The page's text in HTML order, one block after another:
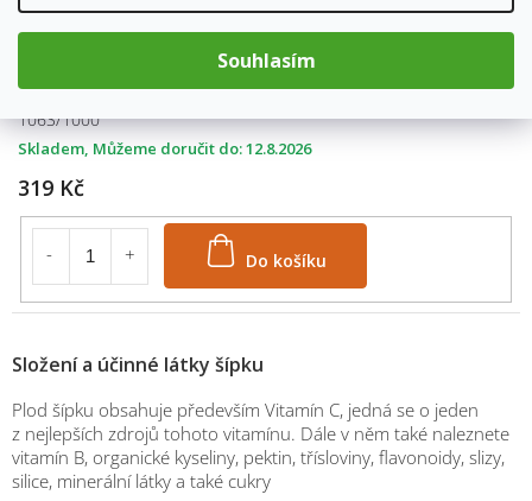
Souhlasím
váha: 1000g
1063/1000
319 Kč
Do košíku
Skladem 12.8.2026
Složení a účinné látky šípku
Plod šípku obsahuje především Vitamín C, jedná se o jeden
z nejlepších zdrojů tohoto vitamínu. Dále v něm také naleznete
vitamín B, organické kyseliny, pektin, třísloviny, flavonoidy, slizy,
silice, minerální látky a také cukry